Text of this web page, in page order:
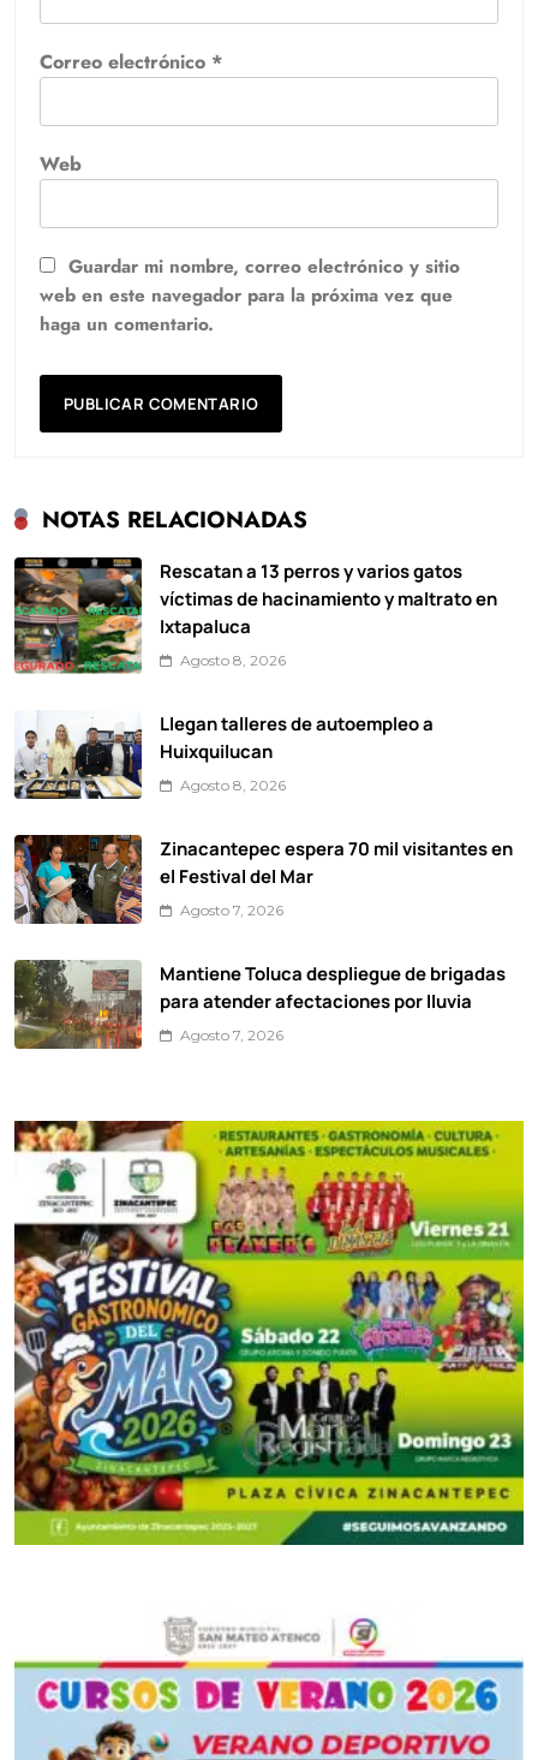
Correo electrónico *
Web
Guardar mi nombre, correo electrónico y sitio
web en este navegador para la próxima vez que
haga un comentario.
NOTAS RELACIONADAS
Rescatan a 13 perros y varios gatos
víctimas de hacinamiento y maltrato en
Ixtapaluca
Agosto 8, 2026
Llegan talleres de autoempleo a
Huixquilucan
Agosto 8, 2026
Zinacantepec espera 70 mil visitantes en
el Festival del Mar
Agosto 7, 2026
Mantiene Toluca despliegue de brigadas
para atender afectaciones por lluvia
Agosto 7, 2026